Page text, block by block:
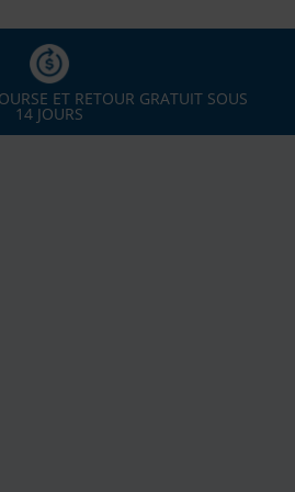
ET RETOUR GRATUIT SOUS
14 JOURS